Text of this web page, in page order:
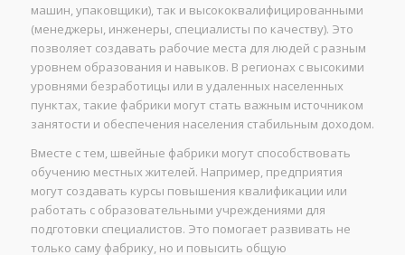
машин, упаковщики), так и высококвалифицированными
(менеджеры, инженеры, специалисты по качеству). Это
позволяет создавать рабочие места для людей с разным
уровнем образования и навыков. В регионах с высокими
уровнями безработицы или в удаленных населенных
пунктах, такие фабрики могут стать важным источником
занятости и обеспечения населения стабильным доходом.
Вместе с тем, швейные фабрики могут способствовать
обучению местных жителей. Например, предприятия
могут создавать курсы повышения квалификации или
работать с образовательными учреждениями для
подготовки специалистов. Это помогает развивать не
только саму фабрику, но и повысить общую